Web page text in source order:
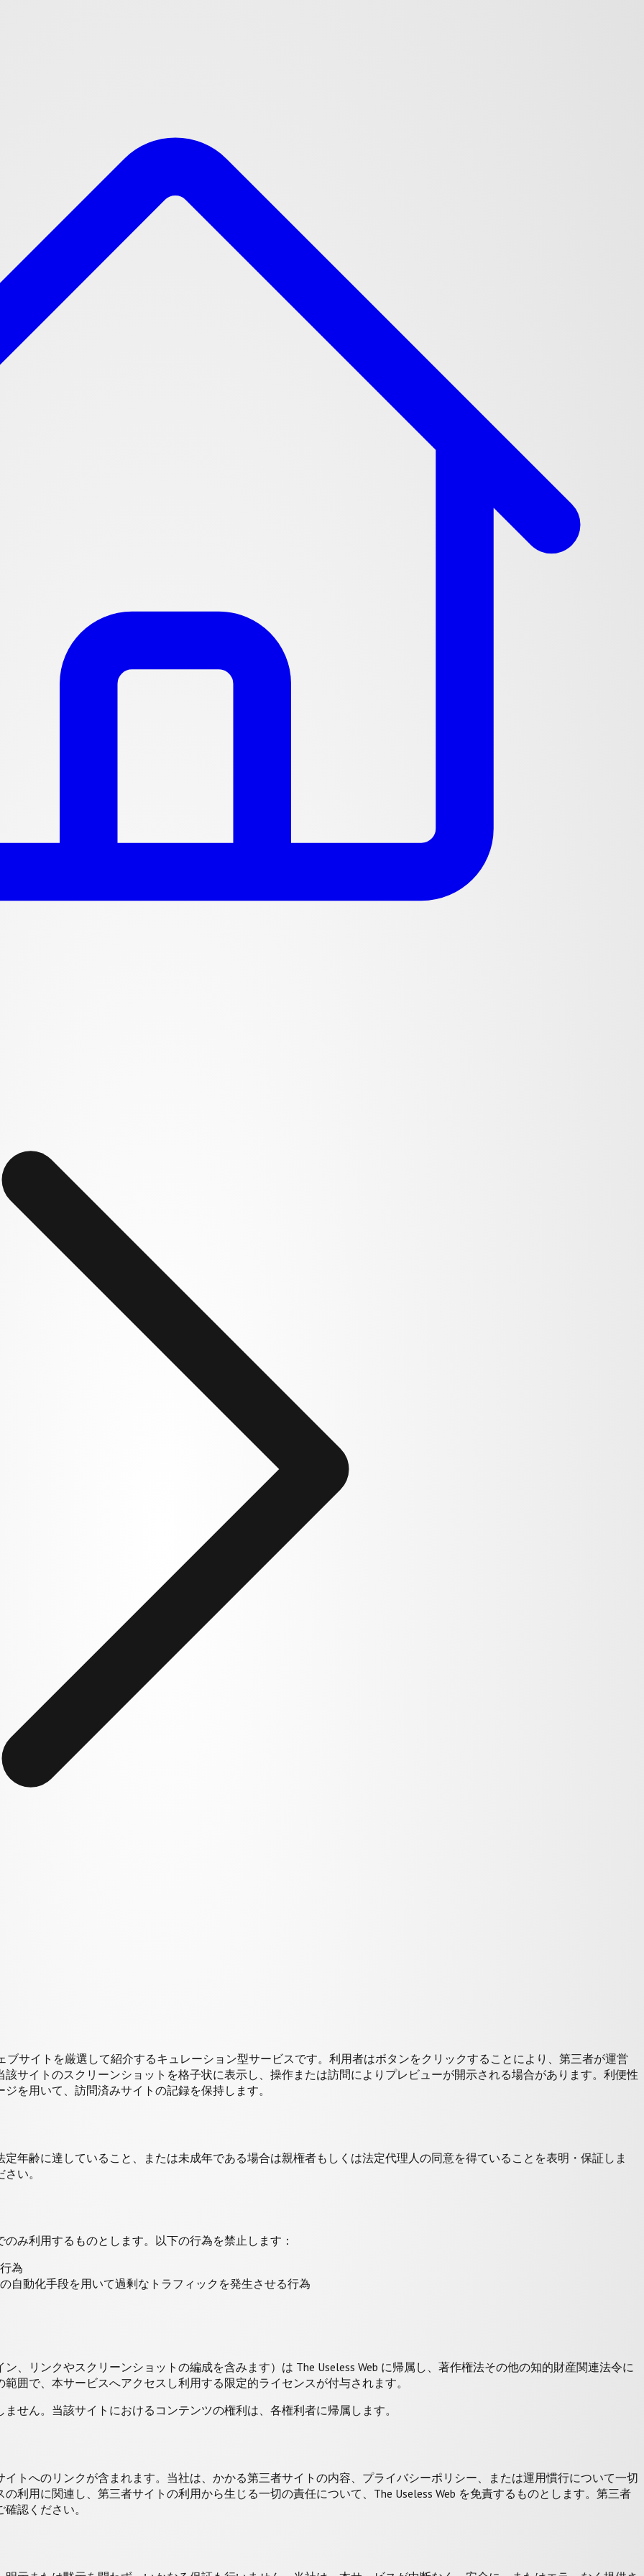
ブサイトを厳選して紹介するキュレーション型サービスです。利用者はボタンをクリックすることにより、第三者が運営
サイトのスクリーンショットを格子状に表示し、操作または訪問によりプレビューが開示される場合があります。利便性
を用いて、訪問済みサイトの記録を保持します。
年齢に達していること、または未成年である場合は親権者もしくは法定代理人の同意を得ていることを表明・保証しま
い。
み利用するものとします。以下の行為を禁止します：
為
自動化手段を用いて過剰なトラフィックを発生させる行為
、リンクやスクリーンショットの編成を含みます）は The Useless Web に帰属し、著作権法その他の知的財産関連法令に
囲で、本サービスへアクセスし利用する限定的ライセンスが付与されます。
せん。当該サイトにおけるコンテンツの権利は、各権利者に帰属します。
トへのリンクが含まれます。当社は、かかる第三者サイトの内容、プライバシーポリシー、または運用慣行について一切
利用に関連し、第三者サイトの利用から生じる一切の責任について、The Useless Web を免責するものとします。第三者
認ください。